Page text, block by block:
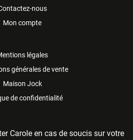
nous
Mon compte
légales
générales de vente
Maison Jock
de confidentialité
Carole en cas de soucis sur votre